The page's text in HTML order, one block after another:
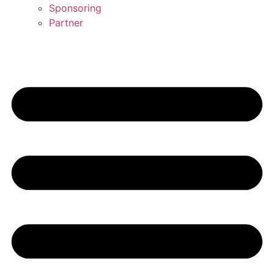
Sponsoring
Partner